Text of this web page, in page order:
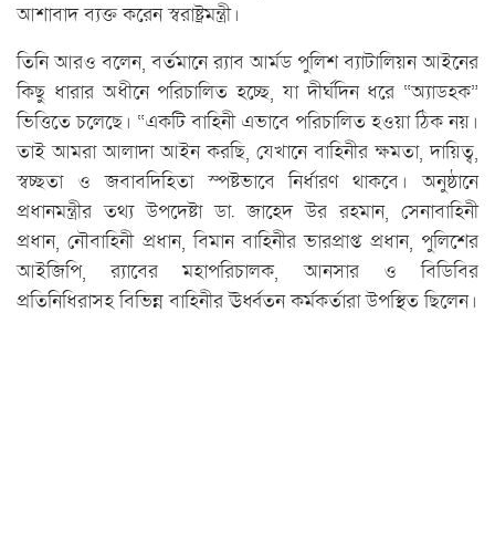
আশাবাদ ব্যক্ত করেন স্বরাষ্ট্রমন্ত্রী।
তিনি আরও বলেন, বর্তমানে র‍্যাব আর্মড পুলিশ ব্যাটালিয়ন আইনের
কিছু ধারার অধীনে পরিচালিত হচ্ছে, যা দীর্ঘদিন ধরে “অ্যাডহক”
ভিত্তিতে চলেছে। “একটি বাহিনী এভাবে পরিচালিত হওয়া ঠিক নয়।
তাই আমরা আলাদা আইন করছি, যেখানে বাহিনীর ক্ষমতা, দায়িত্ব,
স্বচ্ছতা ও জবাবদিহিতা স্পষ্টভাবে নির্ধারণ থাকবে। অনুষ্ঠানে
প্রধানমন্ত্রীর তথ্য উপদেষ্টা ডা. জাহেদ উর রহমান, সেনাবাহিনী
প্রধান, নৌবাহিনী প্রধান, বিমান বাহিনীর ভারপ্রাপ্ত প্রধান, পুলিশের
আইজিপি, র‍্যাবের মহাপরিচালক, আনসার ও বিডিবির
প্রতিনিধিরাসহ বিভিন্ন বাহিনীর ঊর্ধ্বতন কর্মকর্তারা উপস্থিত ছিলেন।